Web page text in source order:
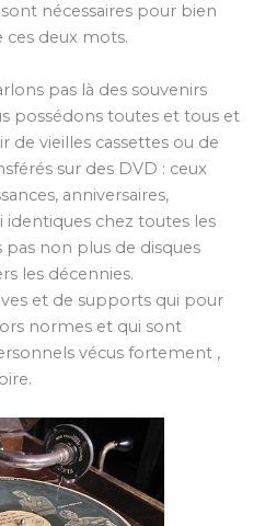
nécessaires pour bien
deux mots.
pas là des souvenirs
possédons toutes et tous et
de vieilles cassettes ou de
sur des DVD : ceux
anniversaires,
identiques chez toutes les
non plus de disques
les décennies.
et de supports qui pour
normes et qui sont
vécus fortement ,